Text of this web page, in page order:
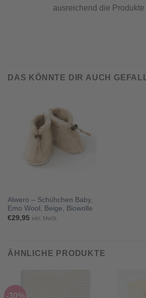
ausreichend die
DAS KÖNNTE DIR AUCH
Alwero – Schühchen Baby,
Emo Wool, Beige, Biowolle
€29,95 inkl. MwSt.
ÄHNLICHE PRODUKTE
-30%